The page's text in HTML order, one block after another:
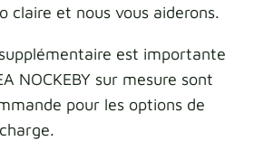
claire et nous vous aiderons.
est importante
NOCKEBY sur mesure sont
pour les options de